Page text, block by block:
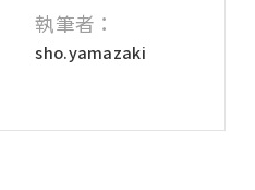
執筆者：
sho.yamazaki